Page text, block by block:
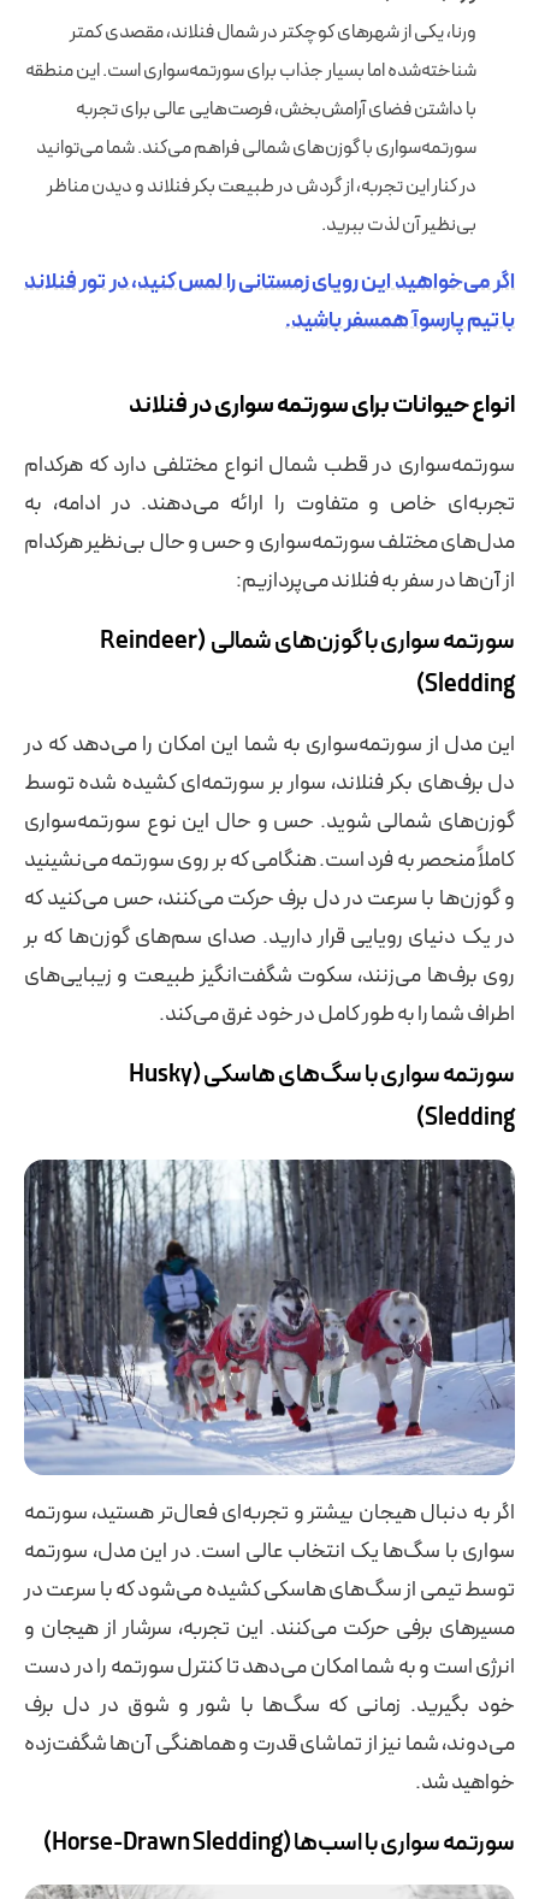
ورنا، یکی از شهرهای کوچکتر در شمال فنلاند، مقصدی کمتر
شناخته‌شده اما بسیار جذاب برای سورتمه‌سواری است. این منطقه
با داشتن فضای آرامش‌بخش، فرصت‌هایی عالی برای تجربه
سورتمه‌سواری با گوزن‌های شمالی فراهم می‌کند. شما می‌توانید
در کنار این تجربه، از گردش در طبیعت بکر فنلاند و دیدن مناظر
بی‌نظیر آن لذت ببرید.
اگر می‌خواهید این رویای زمستانی را لمس کنید، در تور فنلاند
با تیم پارسوآ همسفر باشید.
انواع حیوانات برای سورتمه‌ سواری در فنلاند
سورتمه‌سواری در قطب شمال انواع مختلفی دارد که هرکدام
تجربه‌ای خاص و متفاوت را ارائه می‌دهند. در ادامه، به
مدل‌های مختلف سورتمه‌سواری و حس و حال بی‌نظیر هرکدام
از آن‌ها در سفر به فنلاند می‌پردازیم:
سورتمه‌ سواری با گوزن‌های شمالی (Reindeer
Sledding)
این مدل از سورتمه‌سواری به شما این امکان را می‌دهد که در
دل برف‌های بکر فنلاند، سوار بر سورتمه‌ای کشیده شده توسط
گوزن‌های شمالی شوید. حس و حال این نوع سورتمه‌سواری
کاملاً منحصر به فرد است. هنگامی که بر روی سورتمه می‌نشینید
و گوزن‌ها با سرعت در دل برف حرکت می‌کنند، حس می‌کنید که
در یک دنیای رویایی قرار دارید. صدای سم‌های گوزن‌ها که بر
روی برف‌ها می‌زنند، سکوت شگفت‌انگیز طبیعت و زیبایی‌های
اطراف شما را به طور کامل در خود غرق می‌کند.
سورتمه‌ سواری با سگ‌‌های هاسکی (Husky
Sledding)
اگر به دنبال هیجان بیشتر و تجربه‌ای فعال‌تر هستید، سورتمه‌
سواری با سگ‌ها یک انتخاب عالی است. در این مدل، سورتمه
توسط تیمی از سگ‌های هاسکی کشیده می‌شود که با سرعت در
مسیرهای برفی حرکت می‌کنند. این تجربه، سرشار از هیجان و
انرژی است و به شما امکان می‌دهد تا کنترل سورتمه را در دست
خود بگیرید. زمانی که سگ‌ها با شور و شوق در دل برف
می‌دوند، شما نیز از تماشای قدرت و هماهنگی آن‌ها شگفت‌زده
خواهید شد.
سورتمه‌ سواری با اسب‌ها (Horse-Drawn Sledding)